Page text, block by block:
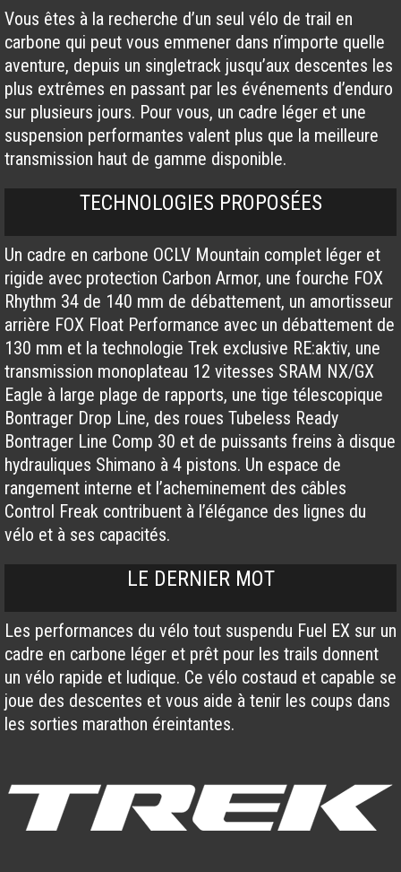
Vous êtes à la recherche d’un seul vélo de trail en
carbone qui peut vous emmener dans n’importe quelle
aventure, depuis un singletrack jusqu’aux descentes les
plus extrêmes en passant par les événements d’enduro
sur plusieurs jours. Pour vous, un cadre léger et une
suspension performantes valent plus que la meilleure
transmission haut de gamme disponible.
TECHNOLOGIES PROPOSÉES
Un cadre en carbone OCLV Mountain complet léger et
rigide avec protection Carbon Armor, une fourche FOX
Rhythm 34 de 140 mm de débattement, un amortisseur
arrière FOX Float Performance avec un débattement de
130 mm et la technologie Trek exclusive RE:aktiv, une
transmission monoplateau 12 vitesses SRAM NX/GX
Eagle à large plage de rapports, une tige télescopique
Bontrager Drop Line, des roues Tubeless Ready
Bontrager Line Comp 30 et de puissants freins à disque
hydrauliques Shimano à 4 pistons. Un espace de
rangement interne et l’acheminement des câbles
Control Freak contribuent à l’élégance des lignes du
vélo et à ses capacités.
LE DERNIER MOT
Les performances du vélo tout suspendu Fuel EX sur un
cadre en carbone léger et prêt pour les trails donnent
un vélo rapide et ludique. Ce vélo costaud et capable se
joue des descentes et vous aide à tenir les coups dans
les sorties marathon éreintantes.